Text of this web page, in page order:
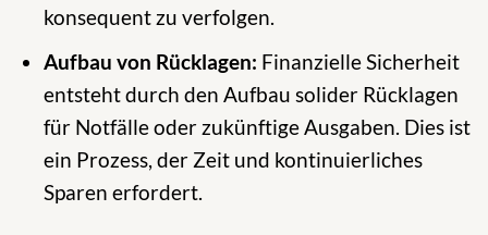
konsequent zu verfolgen.
Aufbau von Rücklagen: Finanzielle Sicherheit
entsteht durch den Aufbau solider Rücklagen
für Notfälle oder zukünftige Ausgaben. Dies ist
ein Prozess, der Zeit und kontinuierliches
Sparen erfordert.